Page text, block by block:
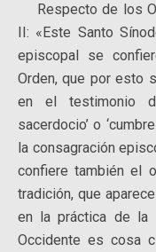
Respecto de los
II: «Este Santo
episcopal se
Orden, que por esto
en el testimonio
sacerdocio’ o
la consagración
confiere también el
tradición, que
en la práctica de la
Occidente es cosa